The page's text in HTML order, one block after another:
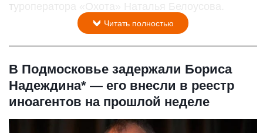
туроператора «Охота» Наталья Белоусова.
Читать полностью
В Подмосковье задержали Бориса
Надеждина* — его внесли в реестр
иноагентов на прошлой неделе